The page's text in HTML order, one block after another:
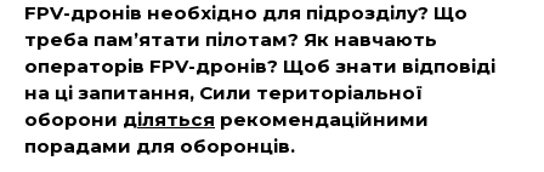
FPV-дронів необхідно для підрозділу? Що
треба пам’ятати пілотам? Як навчають
операторів FPV-дронів? Щоб знати відповіді
на ці запитання, Сили територіальної
оборони діляться рекомендаційними
порадами для оборонців.